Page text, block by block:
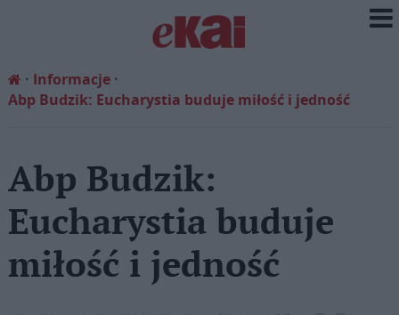
Informacje
Abp Budzik: Eucharystia buduje miłość i jedność
Abp Budzik:
Eucharystia buduje
miłość i jedność